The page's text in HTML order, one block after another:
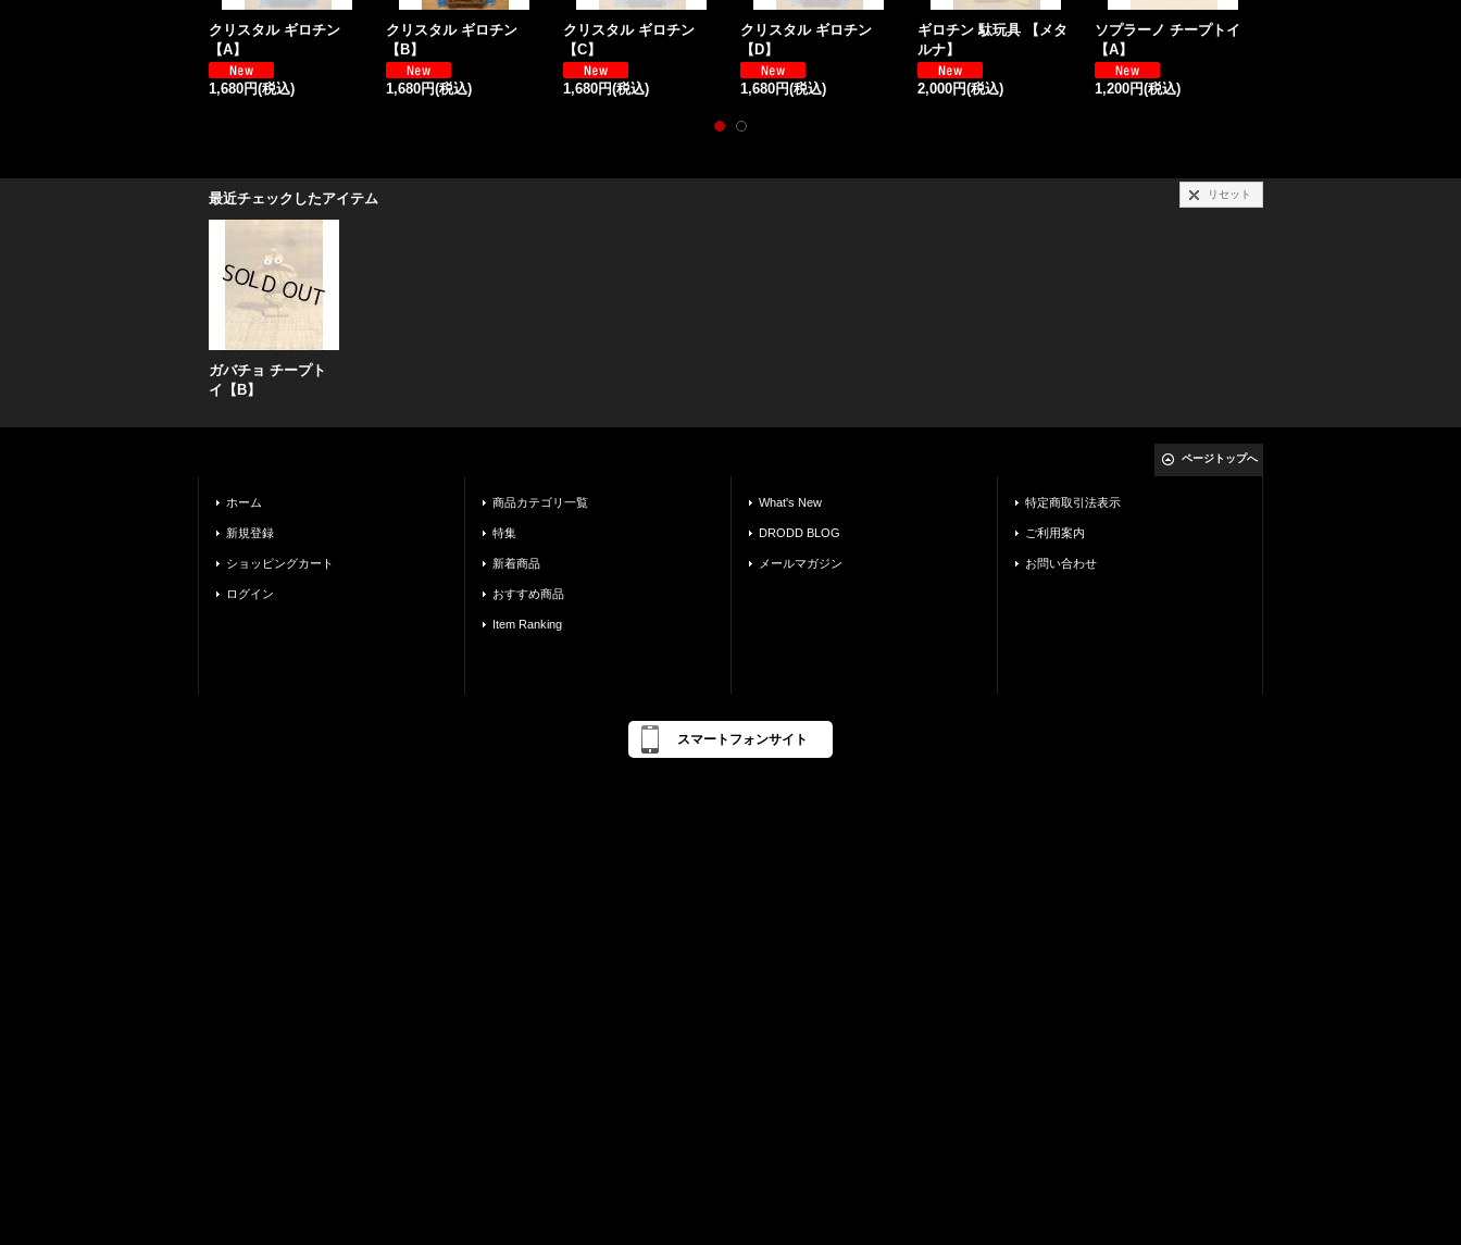
クリスタル ギロチン
【A】
1,680円(税込)
クリスタル ギロチン
【B】
1,680円(税込)
クリスタル ギロチン
【C】
1,680円(税込)
クリスタル ギロチン
【D】
1,680円(税込)
ギロチン 駄玩具 【メタ
ルナ】
2,000円(税込)
ソプラーノ チープトイ
【A】
1,200円(税込)
最近チェックしたアイテム リセット
ガバチョ チープト
イ【B】
ページトップへ
ホーム
新規登録
ショッピングカート
ログイン
商品カテゴリ一覧
特集
新着商品
おすすめ商品
Item Ranking
What's New
DRODD BLOG
メールマガジン
特定商取引法表示
ご利用案内
お問い合わせ
スマートフォンサイト